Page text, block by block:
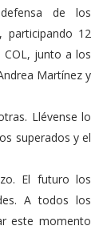
defensa de los
participando 12
COL, junto a los
Martínez y
Llévense lo
superados y el
El futuro los
A todos los
este momento